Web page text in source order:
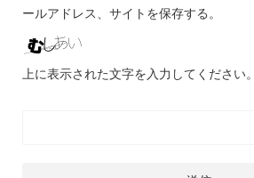
ールアドレス、サイトを保存する。
上に表示された文字を入力してください。